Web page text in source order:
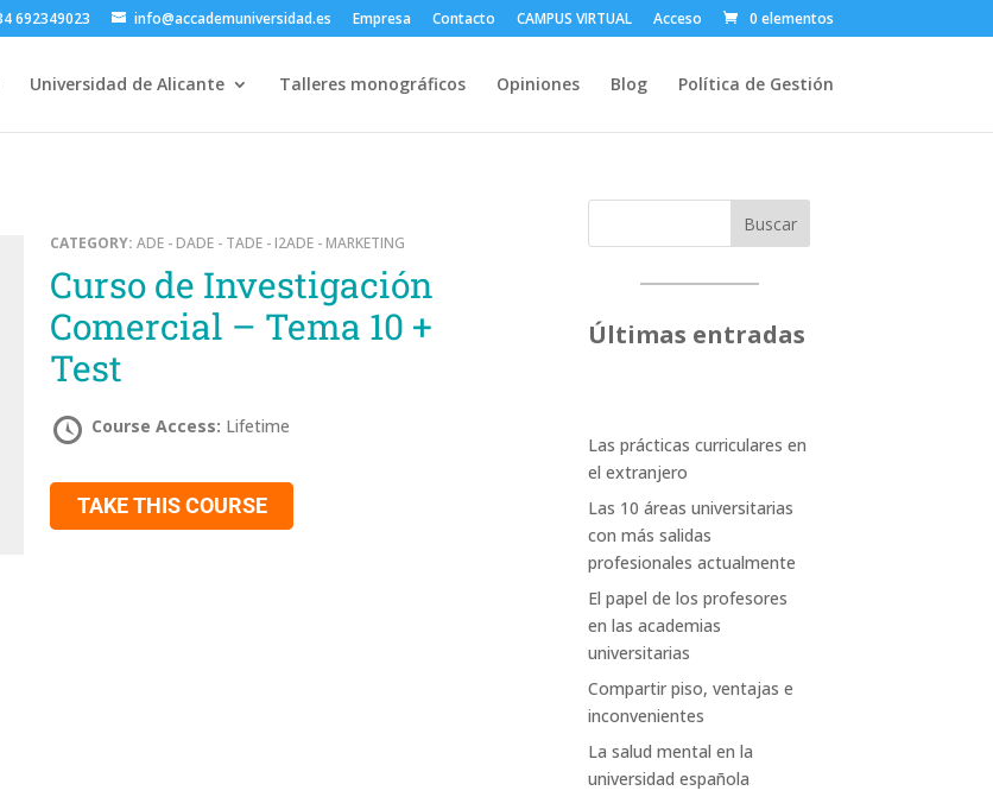
692349023 info@accademuniversidad.es Empresa Contacto CAMPUS VIRTUAL Acceso 0 elementos
Universidad de Alicante Talleres monográficos Opiniones Blog Política de Gestión
CATEGORY:ADE - DADE - TADE - I2ADE - MARKETING
Curso de Investigación
Comercial – Tema 10 +
Test
Course Access: Lifetime
TAKE THIS COURSE
Buscar
Últimas entradas
Las prácticas curriculares en
el extranjero
Las 10 áreas universitarias
con más salidas
profesionales actualmente
El papel de los profesores
en las academias
universitarias
Compartir piso, ventajas e
inconvenientes
La salud mental en la
universidad española